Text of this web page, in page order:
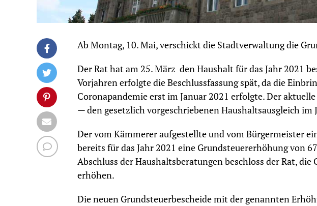
Ab Montag, 10. Mai, verschickt die Stadtverwaltung die
Der Rat hat am 25. März den Haushalt für das Jahr 2021
Vorjahren erfolgte die Beschlussfassung spät, da die
Coronapandemie erst im Januar 2021 erfolgte. Der
— den gesetzlich vorgeschriebenen Haushaltsausgleich im
Der vom Kämmerer aufgestellte und vom Bürgermeister
bereits für das Jahr 2021 eine Grundsteuererhöhung von
Abschluss der Haushaltsberatungen beschloss der Rat, die
erhöhen.
Die neuen Grundsteuerbescheide mit der genannten